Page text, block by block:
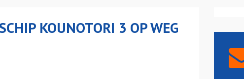
KOUNOTORI 3 OP WEG